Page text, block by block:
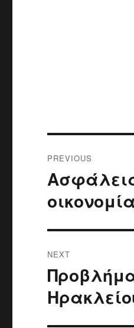
navigation
PREVIOUS
Previous
Ασφάλεια
NEXT
Next
post: